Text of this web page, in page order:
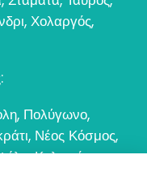
, Χολαργός,
, Πολύγωνο,
, Νέος Κόσμος,
,Κολωνός,